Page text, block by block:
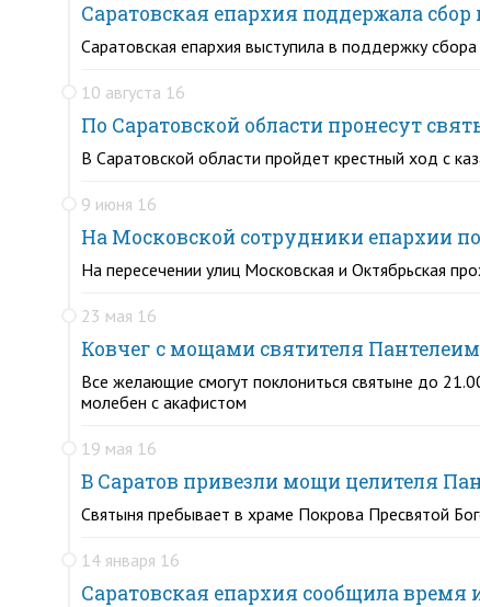
Саратовская епархия поддержала
Саратовская епархия выступила в поддержку
10 августа 16
По Саратовской области пронесут
В Саратовской области пройдет крестный ход с
9 июня 16
На Московской сотрудники епархии
На пересечении улиц Московская и Октябрьская
23 мая 16
Ковчег с мощами святителя
Все желающие смогут поклониться святыне до
молебен с акафистом
19 мая 16
В Саратов привезли мощи целителя
Святыня пребывает в храме Покрова Пресвятой
14 января 16
Саратовская епархия сообщила